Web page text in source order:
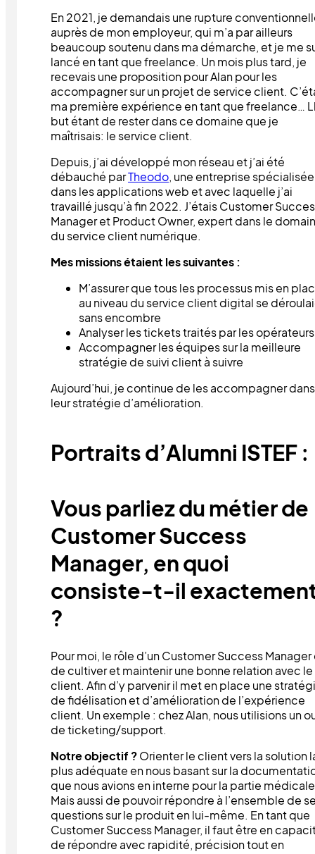
En 2021, je demandais une rupture
auprès de mon employeur, qui m’a par ailleurs
beaucoup soutenu dans ma démarche, et je me
lancé en tant que freelance. Un mois plus tard, je
recevais une proposition pour Alan pour les
accompagner sur un projet de service client.
ma première expérience en tant que freelance…
but étant de rester dans ce domaine que je
maîtrisais: le service client.
Depuis, j’ai développé mon réseau et j’ai été
débauché parTheodo, une entreprise spécialisée
dans les applications web et avec laquelle j’ai
travaillé jusqu’à fin 2022. J’étais Customer
Manager et Product Owner, expert dans le
du service client numérique.
Mes missions étaient les suivantes :
M’assurer que tous les processus mis en
au niveau du service client digital se
sans encombre
Analyser les tickets traités par les opérateurs
Accompagner les équipes sur la meilleure
stratégie de suivi client à suivre
Aujourd’hui, je continue de les accompagner dans
leur stratégie d’amélioration.
Portraits d’Alumni ISTEF :
Vous parliez du métier de
Customer Success
Manager, en quoi
consiste-t-il
?
Pour moi, le rôle d’un Customer Success Manager
de cultiver et maintenir une bonne relation avec le
client. Afin d’y parvenir il met en place une
de fidélisation et d’amélioration de l’expérience
client. Un exemple : chez Alan, nous utilisions un
de ticketing/support.
Notre objectif ?Orienter le client vers la solution
plus adéquate en nous basant sur la
que nous avions en interne pour la partie
Mais aussi de pouvoir répondre à l’ensemble de
questions sur le produit en lui-même. En tant que
Customer Success Manager, il faut être en
de répondre avec rapidité, précision tout en